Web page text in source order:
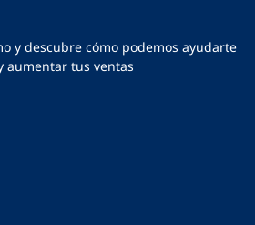
y descubre cómo podemos ayudarte
aumentar tus ventas